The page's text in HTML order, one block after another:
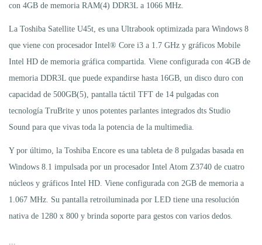
con 4GB de memoria RAM(4) DDR3L a 1066 MHz.
La Toshiba Satellite U45t, es una Ultrabook optimizada para Windows 8
que viene con procesador Intel® Core i3 a 1.7 GHz y gráficos Mobile
Intel HD de memoria gráfica compartida. Viene configurada con 4GB de
memoria DDR3L que puede expandirse hasta 16GB, un disco duro con
capacidad de 500GB(5), pantalla táctil TFT de 14 pulgadas con
tecnología TruBrite y unos potentes parlantes integrados dts Studio
Sound para que vivas toda la potencia de la multimedia.
Y por último, la Toshiba Encore es una tableta de 8 pulgadas basada en
Windows 8.1 impulsada por un procesador Intel Atom Z3740 de cuatro
núcleos y gráficos Intel HD. Viene configurada con 2GB de memoria a
1.067 MHz. Su pantalla retroiluminada por LED tiene una resolución
nativa de 1280 x 800 y brinda soporte para gestos con varios dedos.